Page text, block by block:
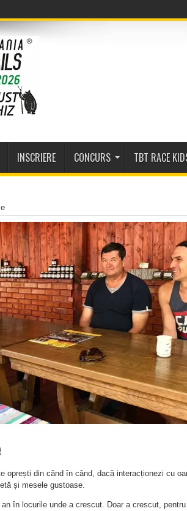
INSCRIERE CONCURS TBT RACE
oprești din când în când, dacă interacționezi cu
și mesele gustoase.
în locurile unde a crescut. Doar a crescut,